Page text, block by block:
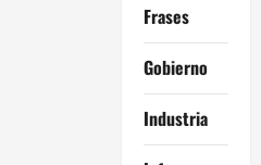
Frases
Gobierno
Industria